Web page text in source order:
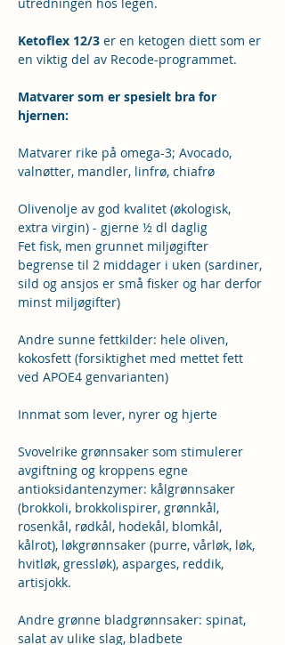
Ketoflex 12/3 er en ketogen diett som er
en viktig del av Recode-programmet.
Matvarer som er spesielt bra for
hjernen:
Matvarer rike på omega-3; Avocado,
valnøtter, mandler, linfrø, chiafrø
Olivenolje av god kvalitet (økologisk,
extra virgin) - gjerne ½ dl daglig
Fet fisk, men grunnet miljøgifter
begrense til 2 middager i uken (sardiner,
sild og ansjos er små fisker og har derfor
minst miljøgifter)
Andre sunne fettkilder: hele oliven,
kokosfett (forsiktighet med mettet fett
ved APOE4 genvarianten)
Innmat som lever, nyrer og hjerte
Svovelrike grønnsaker som stimulerer
avgiftning og kroppens egne
antioksidantenzymer: kålgrønnsaker
(brokkoli, brokkolispirer, grønnkål,
rosenkål, rødkål, hodekål, blomkål,
kålrot), løkgrønnsaker (purre, vårløk, løk,
hvitløk, gressløk), asparges, reddik,
artisjokk.
Andre grønne bladgrønnsaker: spinat,
salat av ulike slag, bladbete